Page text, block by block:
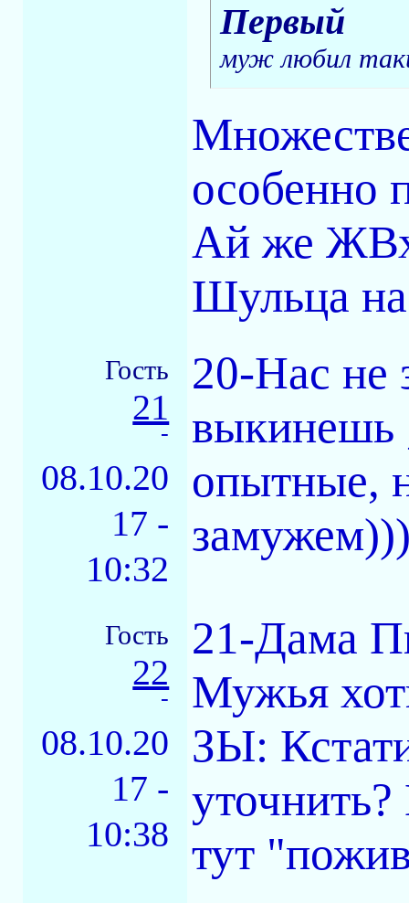
Первый
муж любил
особенно
Ай же
Шульца на
Гость
21
-
08.10.20
17 -
10:32
20-Нас не
опытные,
Гость
22
-
08.10.20
17 -
10:38
21-Дама
Мужья
ЗЫ:
тут